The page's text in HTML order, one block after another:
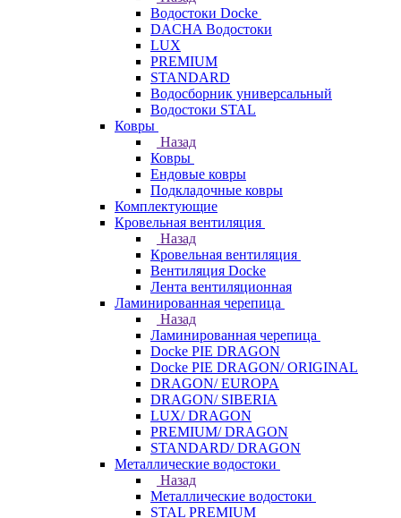
Водостоки Docke
DACHA Водостоки
LUX
PREMIUM
STANDARD
Водосборник универсальный
Водостоки STAL
Ковры
Назад
Ковры
Ендовые ковры
Подкладочные ковры
Комплектующие
Кровельная вентиляция
Назад
Кровельная вентиляция
Вентиляция Docke
Лента вентиляционная
Ламинированная черепица
Назад
Ламинированная черепица
Docke PIE DRAGON
Docke PIE DRAGON/ ORIGINAL
DRAGON/ EUROPA
DRAGON/ SIBERIA
LUX/ DRAGON
PREMIUM/ DRAGON
STANDARD/ DRAGON
Металлические водостоки
Назад
Металлические водостоки
STAL PREMIUM